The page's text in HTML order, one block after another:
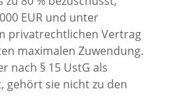
EUR und unter
privatrechtlichen Vertrag
maximalen Zuwendung.
nach § 15 UstG als
gehört sie nicht zu den